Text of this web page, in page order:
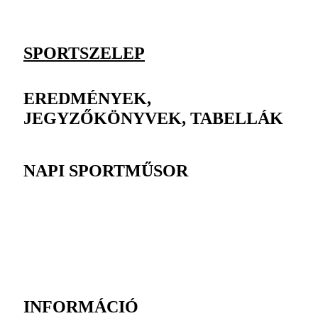
SPORTSZELEP
EREDMÉNYEK,
JEGYZŐKÖNYVEK, TABELLÁK
NAPI SPORTMŰSOR
INFORMÁCIÓ